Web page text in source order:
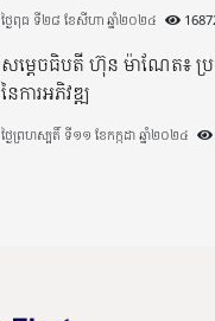
ថ្ងៃពុធ ទី២៨ ខែសីហា ឆ្នាំ២០២៤
សម្តេចធិបតី ហ៊ុន ម៉ាណែត៖ ប្
នៃការអភិវឌ្ឍ
ថ្ងៃព្រហស្បតិ៍ ទី១១ ខែកក្កដា ឆ្នាំ២០២៤